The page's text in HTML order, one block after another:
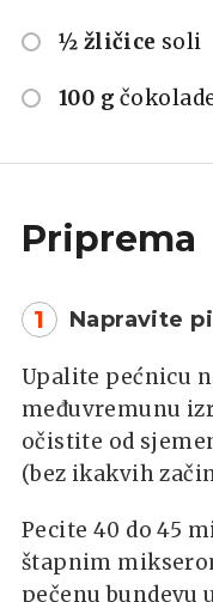
½ žličice soli
100 g
Priprema
1 Napravite
Upalite pećnicu
međuvremunu
očistite od
(bez ikakvih
Pecite 40 do 45
štapnim
pečenu bundevu